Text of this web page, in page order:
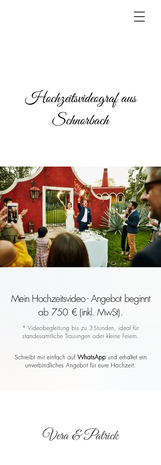
Hochzeitsvideograf aus
Schnorbach
Mein Hochzeitsvideo - Angebot beginnt
ab 750 € (inkl. MwSt).
* Videobegleitung bis zu 3 Stunden, ideal für
standesamtliche Trauungen oder kleine Feiern.
Schreibt mir einfach auf WhatsAppund erhaltet ein
unverbindliches Angebot für eure Hochzeit.
Vera & Patrick